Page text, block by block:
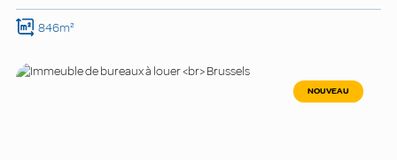
846m²
NOUVEAU